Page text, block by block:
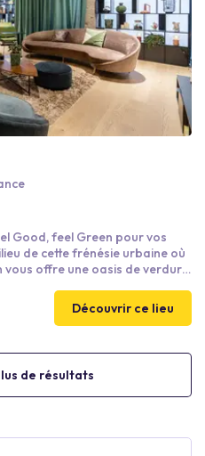
Good, feel Green pour vos
de cette frénésie urbaine où
offre une oasis de verdure
afterwork, qui redonne de la
la sérénité. Visitez le lieu
1.4
Découvrir ce lieu
de résultats